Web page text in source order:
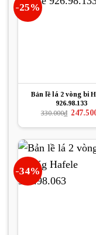
-25%
Bản lề lá 2 vòng bi
926.98.133
330.000₫ Giá
là:
-34%